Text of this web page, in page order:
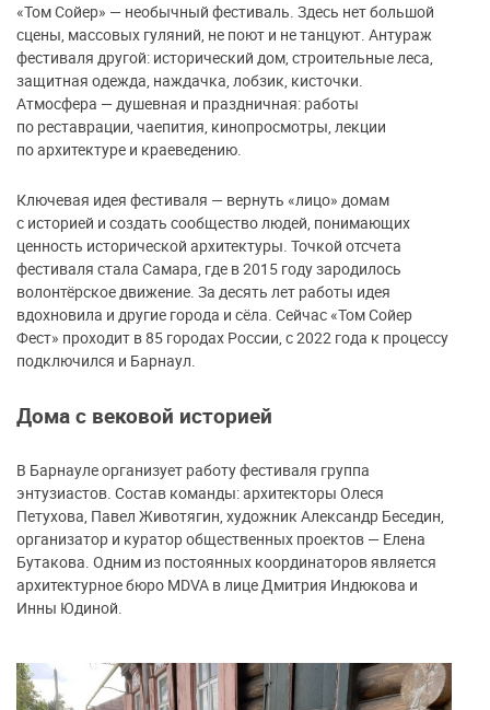
«Том Сойер» — необычный фестиваль. Здесь нет большой
сцены, массовых гуляний, не поют и не танцуют. Антураж
фестиваля другой: исторический дом, строительные леса,
защитная одежда, наждачка, лобзик, кисточки.
Атмосфера — душевная и праздничная: работы
по реставрации, чаепития, кинопросмотры, лекции
по архитектуре и краеведению.
Ключевая идея фестиваля — вернуть «лицо» домам
с историей и создать сообщество людей, понимающих
ценность исторической архитектуры. Точкой отсчета
фестиваля стала Самара, где в 2015 году зародилось
волонтёрское движение. За десять лет работы идея
вдохновила и другие города и сёла. Сейчас «Том Сойер
Фест» проходит в 85 городах России, с 2022 года к процессу
подключился и Барнаул.
Дома с вековой историей
В Барнауле организует работу фестиваля группа
энтузиастов. Состав команды: архитекторы Олеся
Петухова, Павел Животягин, художник Александр Беседин,
организатор и куратор общественных проектов — Елена
Бутакова. Одним из постоянных координаторов является
архитектурное бюро MDVA в лице Дмитрия Индюкова и
Инны Юдиной.